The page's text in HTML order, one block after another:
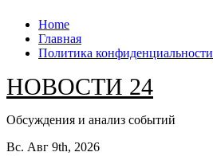
Перейти
содержанию
Home
Главная
Политика конфиденциальности
НОВОСТИ 24
Обсуждения и анализ событий
Вс. Авг 9th, 2026